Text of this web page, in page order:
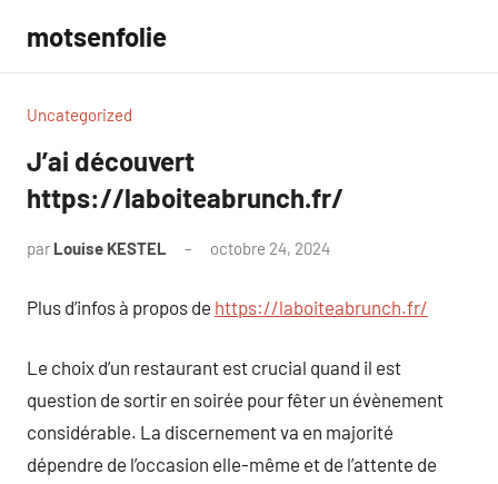
contenu
motsenfolie
Uncategorized
J’ai découvert
https://laboiteabrunch.fr/
par Louise KESTEL octobre 24, 2024
Plus d’infos à propos de https://laboiteabrunch.fr/
Le choix d’un restaurant est crucial quand il est
question de sortir en soirée pour fêter un évènement
considérable. La discernement va en majorité
dépendre de l’occasion elle-même et de l’attente de